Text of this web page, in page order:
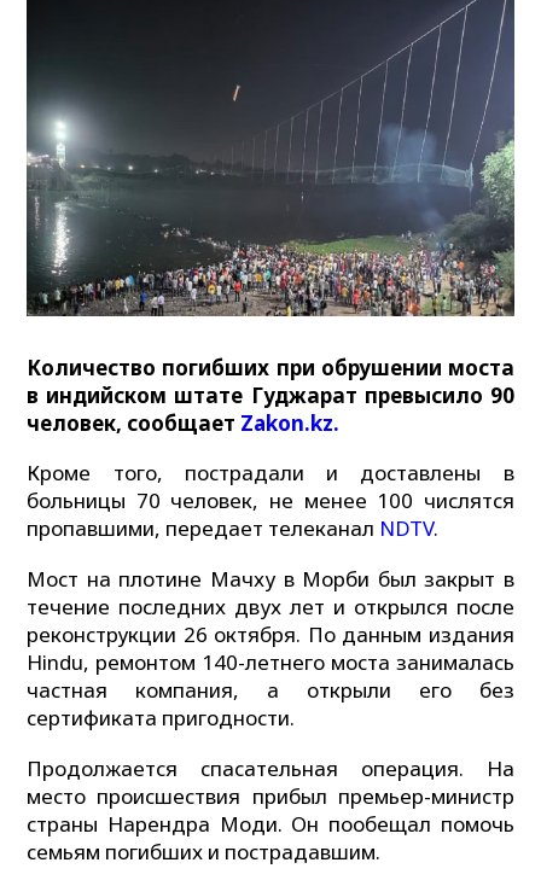
Количество погибших при обрушении моста
в индийском штате Гуджарат превысило 90
человек, сообщает Zakon.kz.
Кроме того, пострадали и доставлены в
больницы 70 человек, не менее 100 числятся
пропавшими, передает телеканал NDTV.
Мост на плотине Мачху в Морби был закрыт в
течение последних двух лет и открылся после
реконструкции 26 октября. По данным издания
Hindu, ремонтом 140-летнего моста занималась
частная компания, а открыли его без
сертификата пригодности.
Продолжается спасательная операция. На
место происшествия прибыл премьер-министр
страны Нарендра Моди. Он пообещал помочь
семьям погибших и пострадавшим.